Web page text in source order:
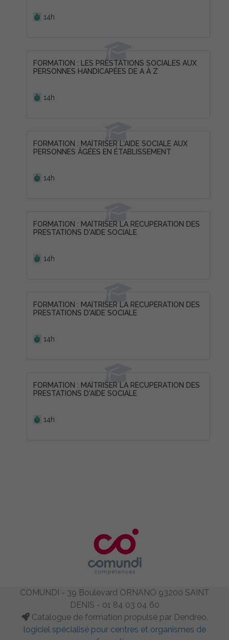
14h
FORMATION : LES PRESTATIONS SOCIALES AUX
PERSONNES HANDICAPÉES DE A À Z
14h
FORMATION : MAÎTRISER L'AIDE SOCIALE AUX
PERSONNES ÂGÉES EN ÉTABLISSEMENT
14h
FORMATION : MAÎTRISER LA RÉCUPÉRATION DES
PRESTATIONS D'AIDE SOCIALE
14h
FORMATION : MAÎTRISER LA RÉCUPÉRATION DES
PRESTATIONS D'AIDE SOCIALE
14h
FORMATION : MAÎTRISER LA RÉCUPÉRATION DES
PRESTATIONS D'AIDE SOCIALE
14h
COMUNDI - 39 Boulevard ORNANO 93200 SAINT
DENIS - 01 84 03 04 60
Catalogue de formation propulsé par Dendreo,
logiciel spécialisé pour centres et organismes de